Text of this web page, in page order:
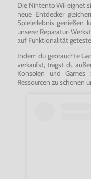
Die Nintento Wii eignet
neue Entdecker
Spielerlebnis genießen
unserer Reparatur-
auf Funktionalität
Indem du gebrauchte
verkaufst, trägst du
Konsolen und
Ressourcen zu schonen